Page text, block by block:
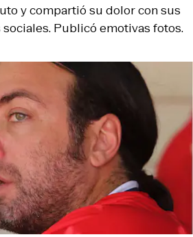
y compartió su dolor con sus
Publicó emotivas fotos.